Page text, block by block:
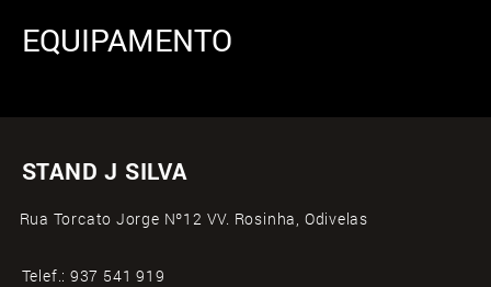
EQUIPAMENTO
STAND J SILVA
Rua Torcato Jorge Nº12 VV. Rosinha, Odivelas
Telef.: 937 541 919